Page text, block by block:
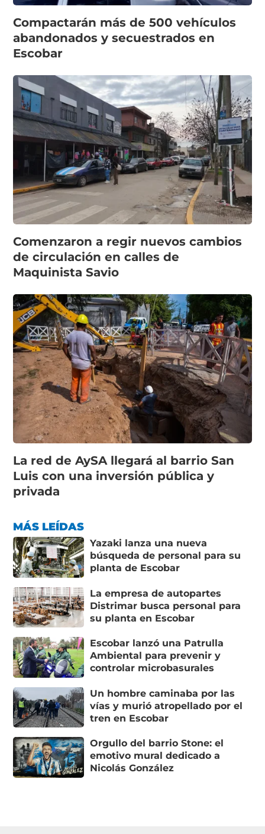
Compactarán más de 500 vehículos
abandonados y secuestrados en
Escobar
Comenzaron a regir nuevos cambios
de circulación en calles de
Maquinista Savio
La red de AySA llegará al barrio San
Luis con una inversión pública y
privada
MÁS LEÍDAS
Yazaki lanza una nueva
búsqueda de personal para su
planta de Escobar
La empresa de autopartes
Distrimar busca personal para
su planta en Escobar
Escobar lanzó una Patrulla
Ambiental para prevenir y
controlar microbasurales
Un hombre caminaba por las
vías y murió atropellado por el
tren en Escobar
Orgullo del barrio Stone: el
emotivo mural dedicado a
Nicolás González